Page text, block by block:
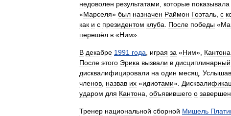
недоволен результатами, которые показывала
«Марселя» был назначен Раймон Гоэталь, с
как и с президентом клуба. После победы «
перешёл в «Ним».
В декабре 1991 года, играя за «Ним», Кантона
После этого Эрика вызвали в дисциплинарный
дисквалифицировали на один месяц. Услышав
членов, назвав их «идиотами».
ударом для Кантона, объявившего о
Тренер национальной сборной Мишель